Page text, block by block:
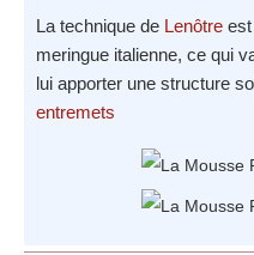
La technique de Lenôtre
meringue italienne, ce qui
lui apporter une structure
entremets